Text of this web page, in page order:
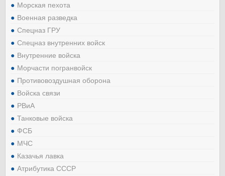
Морская пехота
Военная разведка
Спецназ ГРУ
Спецназ внутренних войск
Внутренние войска
Морчасти погранвойск
Противовоздушная оборона
Войска связи
РВиА
Танковые войска
ФСБ
МЧС
Казачья лавка
Атрибутика СССР